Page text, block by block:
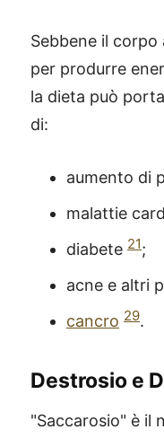
Sebbene il
per produrre
la dieta può
di:
aumento di
malattie
diabete 21;
acne e altri
cancro 29.
Destrosio e
"Saccarosio" è il